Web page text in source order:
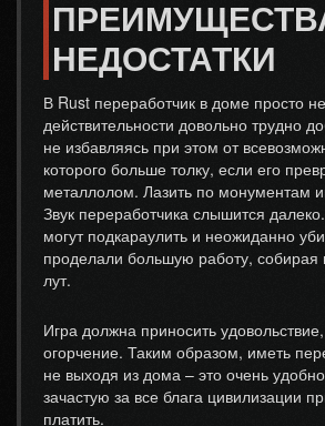
НЕДОСТАТКИ
В Rust переработчик в доме просто
действительности довольно трудно
не избавляясь при этом от
которого больше толку, если его
металлолом. Лазить по монументам
Звук переработчика слышится
могут подкараулить и неожиданно
проделали большую работу, собирая
лут.
Игра должна приносить
огорчение. Таким образом, иметь
не выходя из дома – это очень
зачастую за все блага цивилизации
платить.